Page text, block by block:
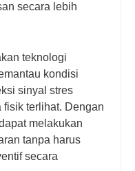
secara lebih
teknologi
kondisi
sinyal stres
terlihat. Dengan
melakukan
tanpa harus
secara